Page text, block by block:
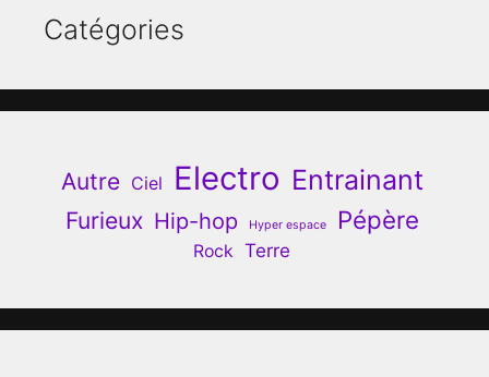
Catégories
Autre Ciel Electro Entrainant
Furieux Hip-hop Hyper espace Pépère
Rock Terre